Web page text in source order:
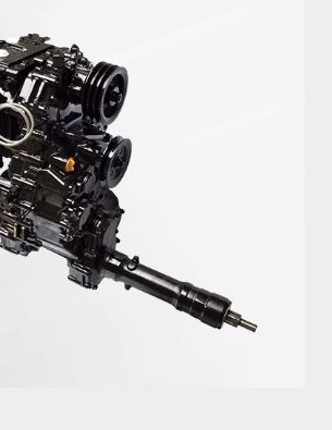
ンロード
機器に関する
お問い合わせ
ンロード
い合わせ